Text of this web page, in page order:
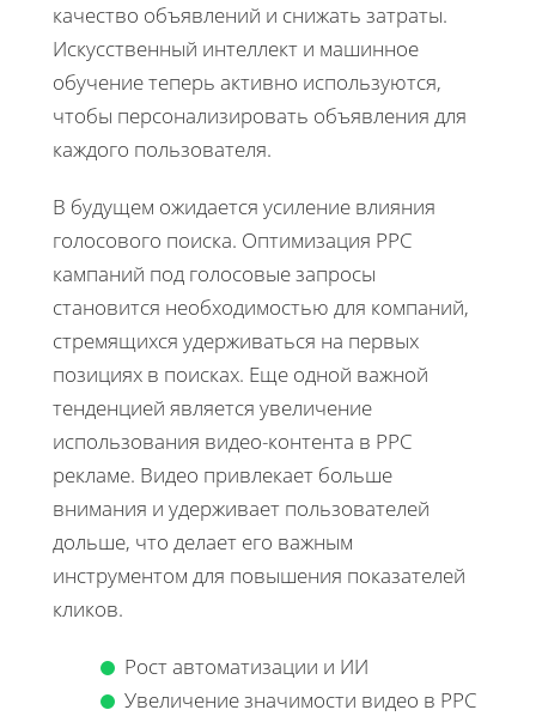
качество объявлений и снижать затраты.
Искусственный интеллект и машинное
обучение теперь активно используются,
чтобы персонализировать объявления для
каждого пользователя.
В будущем ожидается усиление влияния
голосового поиска. Оптимизация PPC
кампаний под голосовые запросы
становится необходимостью для компаний,
стремящихся удерживаться на первых
позициях в поисках. Еще одной важной
тенденцией является увеличение
использования видео-контента в PPC
рекламе. Видео привлекает больше
внимания и удерживает пользователей
дольше, что делает его важным
инструментом для повышения показателей
кликов.
Рост автоматизации и ИИ
Увеличение значимости видео в PPC